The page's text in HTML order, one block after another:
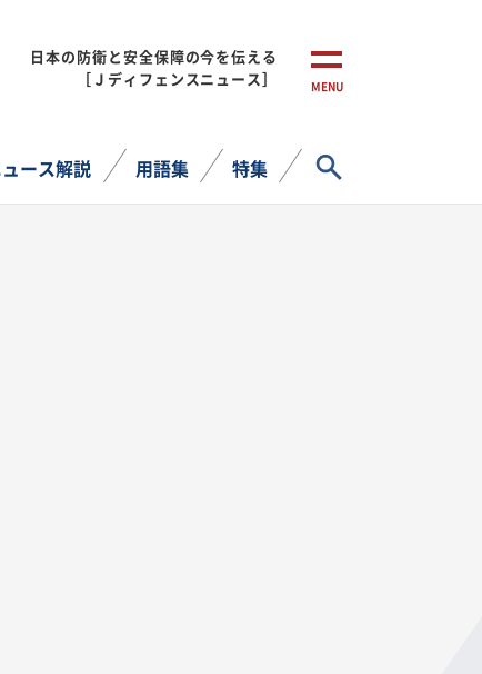
日本の防衛と安全保障の今を伝える
［Ｊディフェンスニュース］
MENU
ース解説 用語集 特集